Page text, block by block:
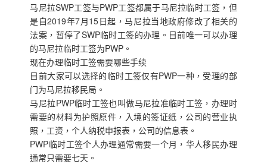
马尼拉SWP工签与PWP工签都属于马尼拉临时工签，但
是自2019年7月15日起，马尼拉当地政府修改了相关的
法案，暂停了SWP临时工签的办理。目前唯一可以办理
的马尼拉临时工签为PWP。
现在办理临时工签需要哪些手续
目前大家可以选择的临时工签仅有PWP一种，受理的部
门为马尼拉移民局。
马尼拉PWP临时工签也叫做马尼拉准临时工签，办理时
需要的材料为护照原件，入境的签证纸，公司的营业执
照，工资，个人纳税申报表，公司的信息表。
PWP临时工签个人办理通常需要一个月，华人移民办理
通常只需要七天。